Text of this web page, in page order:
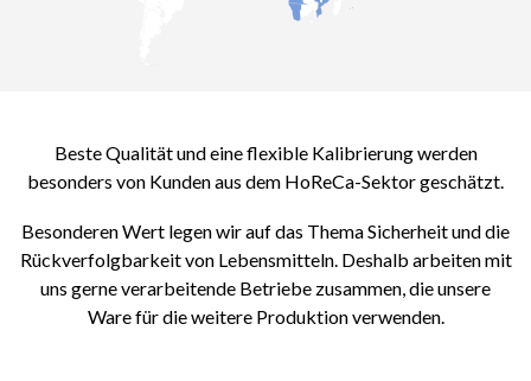
Beste Qualität und eine flexible Kalibrierung werden
besonders von Kunden aus dem HoReCa-Sektor geschätzt.
Besonderen Wert legen wir auf das Thema Sicherheit und die
Rückverfolgbarkeit von Lebensmitteln. Deshalb arbeiten mit
uns gerne verarbeitende Betriebe zusammen, die unsere
Ware für die weitere Produktion verwenden.